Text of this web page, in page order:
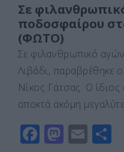
Σε
ποδοσφαίρου
(ΦΩΤΟ)
Σε φιλανθρωπικό
Λιβάδι, παραβρέθηκε
Νίκος Γάτσας. Ο
αποκτά ακόμη
F M E